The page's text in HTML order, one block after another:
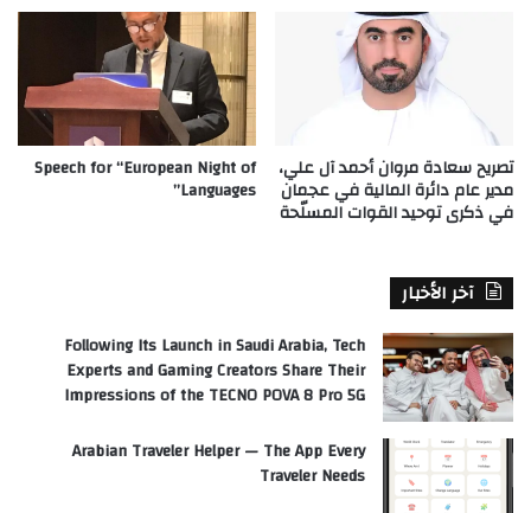
تصريح سعادة مروان أحمد آل علي،
مدير عام دائرة المالية في عجمان
في ذكرى توحيد القوات المسلّحة
Speech for “European Night of
Languages”
آخر الأخبار
Following Its Launch in Saudi Arabia, Tech
Experts and Gaming Creators Share Their
Impressions of the TECNO POVA 8 Pro 5G
Arabian Traveler Helper — The App Every
Traveler Needs